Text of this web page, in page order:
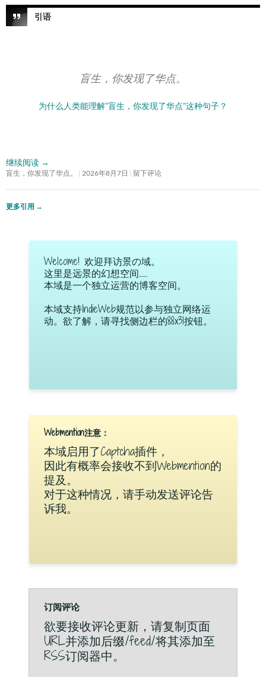
引语
盲生，你发现了华点。
为什么人类能理解”盲生，你发现了华点”这种句子？
继续阅读 →
盲生，你发现了华点。 2026年8月7日 留下评论
更多引用 →
Welcome! 欢迎拜访景の域。
这里是远景的幻想空间……
本域是一个独立运营的博客空间。
本域支持IndieWeb规范以参与独立网络运
动。欲了解，请寻找侧边栏的88x31按钮。
Webmention注意：
本域启用了Captcha插件，
因此有概率会接收不到Webmention的
提及。
对于这种情况，请手动发送评论告
诉我。
订阅评论
欲要接收评论更新，请复制页面
URL并添加后缀/feed/将其添加至
RSS订阅器中。